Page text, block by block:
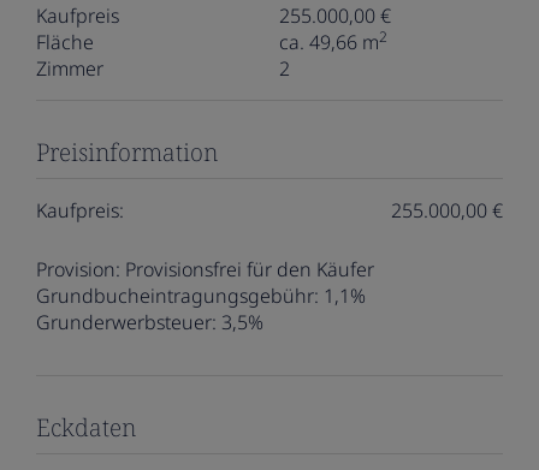
Kaufpreis
255.000,00 €
Fläche
ca. 49,66 m2
Zimmer 2
Preisinformation
Kaufpreis: 255.000,00 €
Provision: Provisionsfrei für den Käufer
Grundbucheintragungsgebühr: 1,1%
Grunderwerbsteuer: 3,5%
Eckdaten